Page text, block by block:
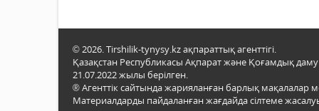
© 2026. Tirshilik-tynysy.kz ақпараттық агенттігі.
Қазақстан Республикасы Ақпарат және Қоғамдық даму
21.07.2022 жылы берілген.
® Агенттік сайтында жарияланған барлық
Материалдарды пайдаланған жағдайда сілтеме